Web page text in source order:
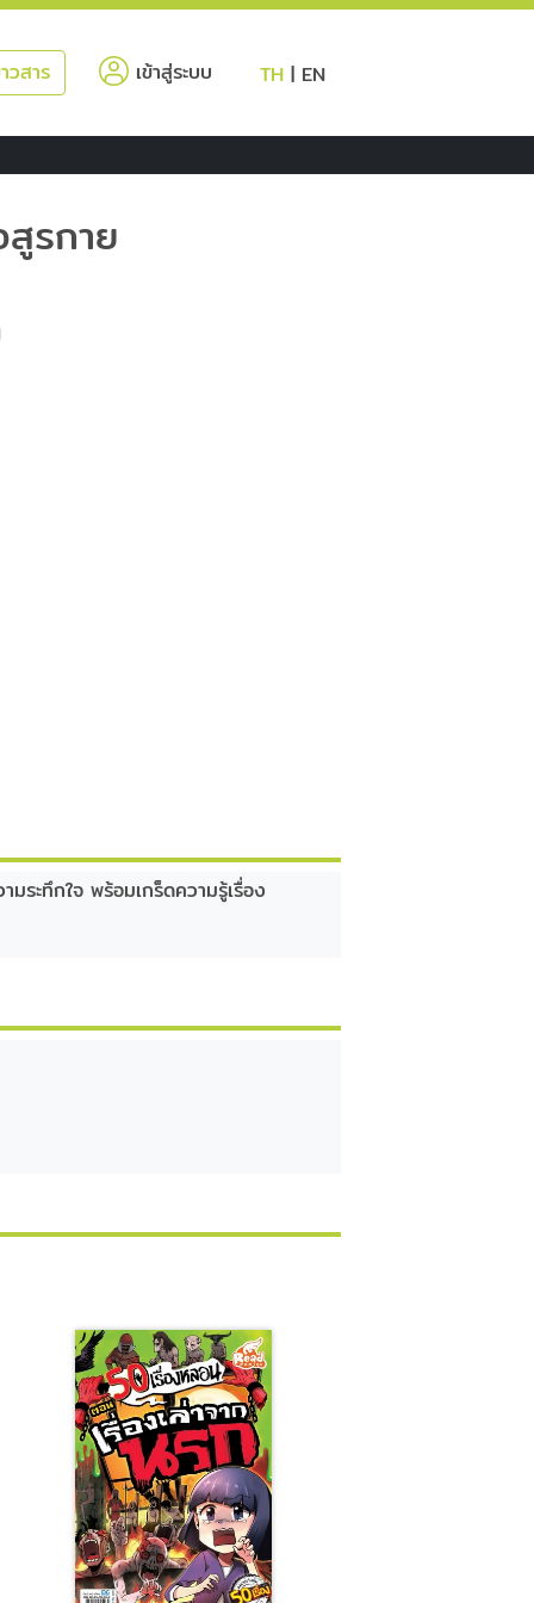
วสาร เข้าสู่ระบบ(current)
TH| EN
รกาย
ระทึกใจ พร้อมเกร็ดความรู้เรื่อง